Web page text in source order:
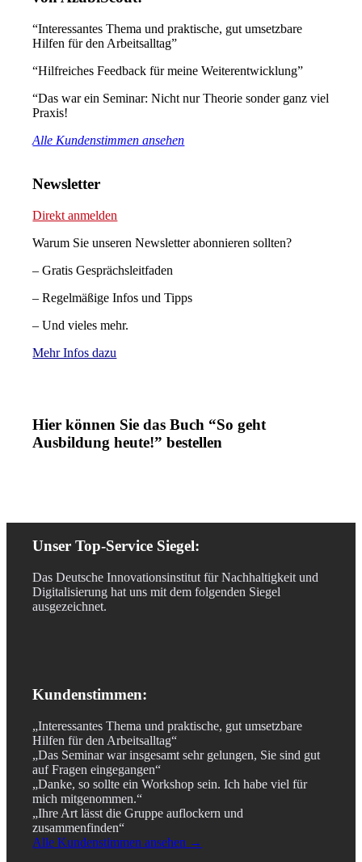
“Interessantes Thema und praktische, gut umsetzbare
Hilfen für den Arbeitsalltag”
“Hilfreiches Feedback für meine Weiterentwicklung”
“Das war ein Seminar: Nicht nur Theorie sonder ganz viel
Praxis!
Alle Kundenstimmen ansehen
Newsletter
Direkt anmelden
Warum Sie unseren Newsletter abonnieren sollten?
– Gratis Gesprächsleitfaden
– Regelmäßige Infos und Tipps
– Und vieles mehr.
Mehr Infos dazu
Hier können Sie das Buch “So geht
Ausbildung heute!” bestellen
Unser Top-Service Siegel:
Das Deutsche Innovationsinstitut für Nachhaltigkeit und
Digitalisierung hat uns mit dem folgenden Siegel
ausgezeichnet.
Kundenstimmen:
„Interessantes Thema und praktische, gut umsetzbare
Hilfen für den Arbeitsalltag“
„Das Seminar war insgesamt sehr gelungen, Sie sind gut
auf Fragen eingegangen“
„Danke, so sollte ein Workshop sein. Ich habe viel für
mich mitgenommen.“
„Ihre Art lässt die Gruppe auflockern und
zusammenfinden“
Alle Kundenstimmen ansehen →